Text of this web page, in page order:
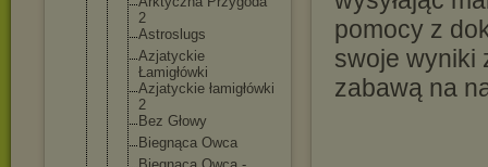
2
Astroslugs
Azjatyckie
Łamigłówki
Azjatyckie łamigłówki
2
Bez Głowy
Biegnąca Owca
pomocy z
swoje wyniki
zabawą na